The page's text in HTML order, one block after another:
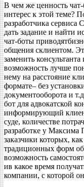
В чем же ценность чат-
интерес к этой теме?
разработчика
дать задание и найти
чат-боты
общения склиентом.
заменить
возможность лучше
нему на расстояние
формате– без
документооборота и
бот для адвокатской
информирующий
суде, количестве
разработке у Максима
заказчики которых,
традиционных форм
возможность
ив какое время
компании, c которой он